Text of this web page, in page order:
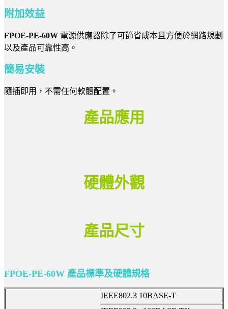
附加效益
FPOE-PE-60W 電源供應器除了可節省成本且方便於網路規劃
以及產品可靠性高。
簡易安裝
隨插即用，不需任何軟體配置。
產品應用
硬體外觀
產品尺寸
FPOE-PE-60W 產品標準及硬體規格
IEEE802.3 10BASE-T